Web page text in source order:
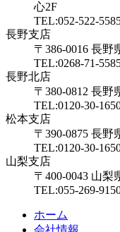
心2F
TEL:052-522-
長野支店
〒386-0016 長
TEL:0268-71-
長野北店
〒380-0812 長
TEL:0120-30-
松本支店
〒390-0875 長
TEL:0120-30-
山梨支店
〒400-0043 山梨
TEL:055-269-
ホーム